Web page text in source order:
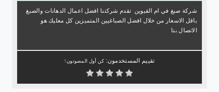
شركة صبغ في ام القيوين تقدم شركتنا افضل اعمال الدهانات والصبغ
باقل الاسعار من خلال افضل الصباغيين المتميزين كل معليك هو
الاتصال بنا
تقييم المستخدمون: كن أول المصوتون !